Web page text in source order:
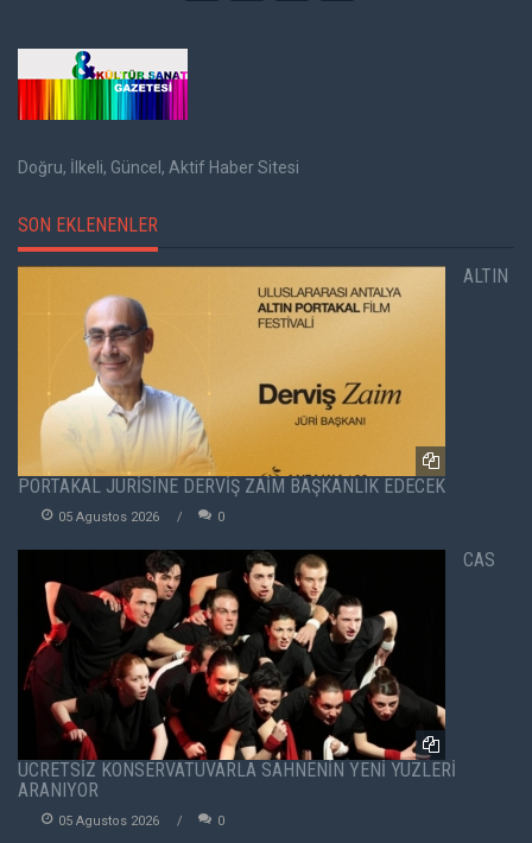
Doğru, İlkeli, Güncel, Aktif Haber Sitesi
SON EKLENENLER
ALTIN
PORTAKAL JÜRİSİNE DERVİŞ ZAİM BAŞKANLIK EDECEK
05 Agustos 2026 0
CAS
ÜCRETSİZ KONSERVATUVARLA SAHNENİN YENİ YÜZLERİ
ARANIYOR
05 Agustos 2026 0